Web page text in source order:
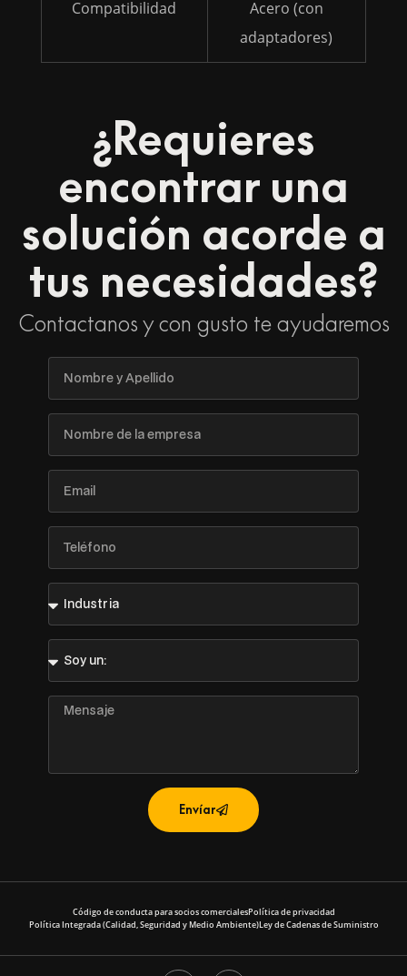
Compatibilidad
Acero (con
adaptadores)
¿Requieres
encontrar una
solución acorde a
tus necesidades?
Contactanos y con gusto te ayudaremos
Nombre
Apellido
Nombre
la
empresa
Email
Teléfono
Industria
Soy
un:
Mensaje
Envíar
Código de conducta para socios comercialesPolítica de privacidad
Política Integrada (Calidad, Seguridad y Medio Ambiente)Ley de Cadenas de Suministro